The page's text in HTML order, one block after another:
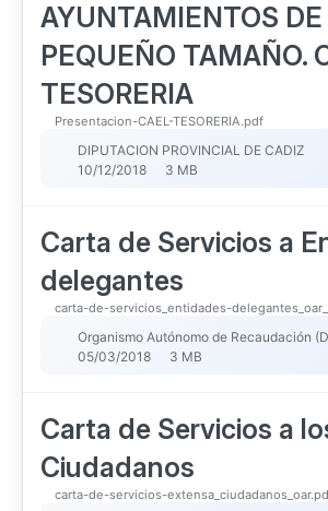
AYUNTAMIENTOS DE
PEQUEÑO TAMAÑO.
TESORERIA
Presentacion-CAEL-TESORERIA.pdf
DIPUTACION PROVINCIAL DE CADIZ
10/12/2018
3 MB
Carta de Servicios a
delegantes
carta-de-servicios_entidades-
05/03/2018
3 MB
Carta de Servicios a
Ciudadanos
carta-de-servicios-